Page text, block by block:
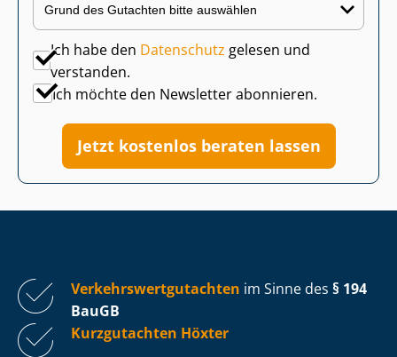
Ich habe den Datenschutz gelesen und
verstanden.
Ich möchte den Newsletter abonnieren.
Jetzt kostenlos beraten lassen
Ver­kehrs­wert­gut­ach­ten im Sinne des § 194
BauGB
Kurzgutachten Höxter